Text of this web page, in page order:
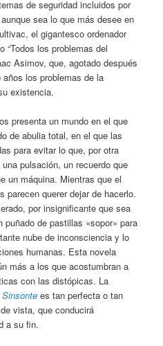
de seguridad incluidos por
sea lo que más desee en
el gigantesco ordenador
“Todos los problemas del
Asimov, que, agotado después
los problemas de la
existencia.
presenta un mundo en el que
de abulia total, en el que las
para evitar lo que, por otra
pulsación, un recuerdo que
un máquina. Mientras que el
parecen querer dejar de hacerlo.
por insignificante que sea
de pastillas «sopor» para
nube de inconsciencia y lo
humanas. Esta novela
más a los que acostumbran a
con las distópicas. La
Sinsonte es tan perfecta o tan
vista, que conducirá
a su fin.